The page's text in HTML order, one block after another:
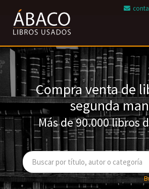
Compra venta de
segunda
Más de 90.000 libros